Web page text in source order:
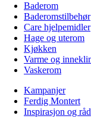
Baderom
Baderomstilbehør
Care hjelpemidler
Hage og uterom
Kjøkken
Varme og
Vaskerom
Kampanjer
Ferdig Montert
Inspirasjon og råd